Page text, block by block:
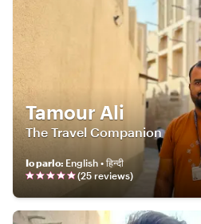
Tamour Ali
The Travel Companion
Io parlo: English • हिन्दी
(25 reviews)